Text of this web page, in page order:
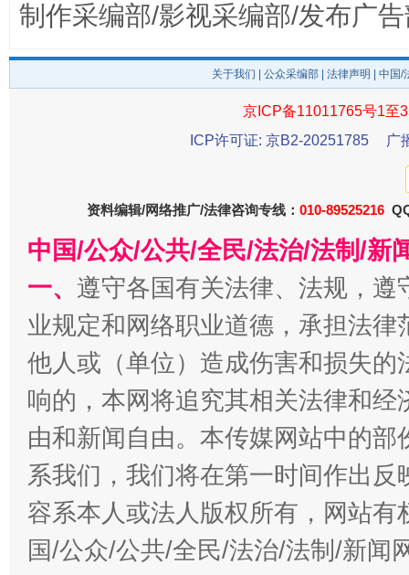
这是一记警钟！ 谢
今
习近平的博鳌关键词
魏明亮
制作采编部/影视采编部/发布广
关于我们 公众采编部 法律声明 | 中国
京ICP备11011765号1至
ICP许可证: 京B2-20251785
广
资料编辑/网络推广/法律咨询专线： 010-89525216
中国/公众/公共/全民/法治/法制/新
一、 遵守各国有关法律、法规，
业规定和网络职业道德，承担法
他人或（单位）造成伤害和损失
响的，本网将追究其相关法律和
由和新闻自由。本传媒网站中的
系我们，我们将在第一时间作出
容系本人或法人版权所有，网站
国/公众/公共/全民/法治/法制/新闻